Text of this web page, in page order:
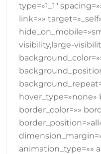
type=»1_1″
link=»»
visibility,large-
hover_type=»none»
border_color=»»
animation_type=»»